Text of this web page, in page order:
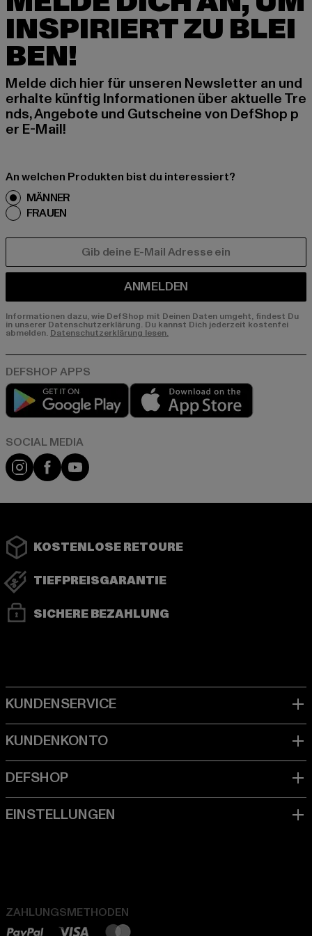
INSPIRIERT ZU BLEI
BEN!
Melde dich hier für unseren Newsletter an und
erhalte künftig Informationen über aktuelle Tre
nds, Angebote und Gutscheine von DefShop p
er E-Mail!
An welchen Produkten bist du interessiert?
MÄNNER
FRAUEN
ANMELDEN
Informationen dazu, wie DefShop mit Deinen Daten umgeht, findest Du
in unserer Datenschutzerklärung. Du kannst Dich jederzeit kostenfei
abmelden. Datenschutzerklärung lesen.
Play market
Instagram
FacebookYouTube
KOSTENLOSE RETOURE
TIEFPREISGARANTIE
SICHERE BEZAHLUNG
ZAHLUNGSMETHODEN